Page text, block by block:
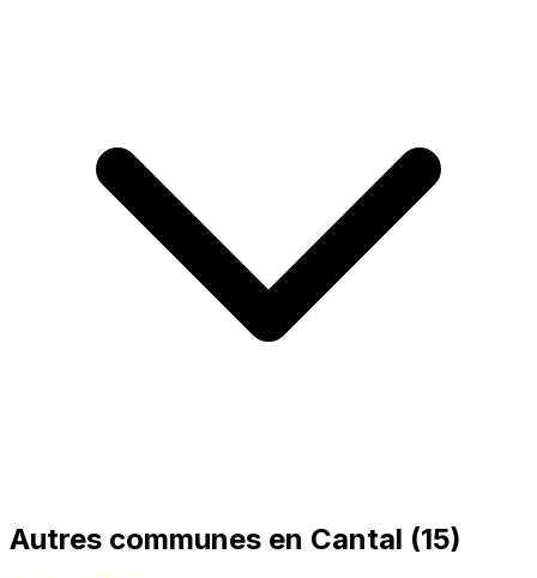
Autres communes en Cantal (15)